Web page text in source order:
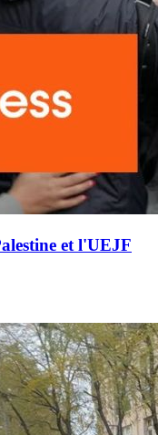
et l'UEJF